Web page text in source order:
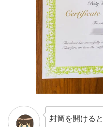
封筒を開ける